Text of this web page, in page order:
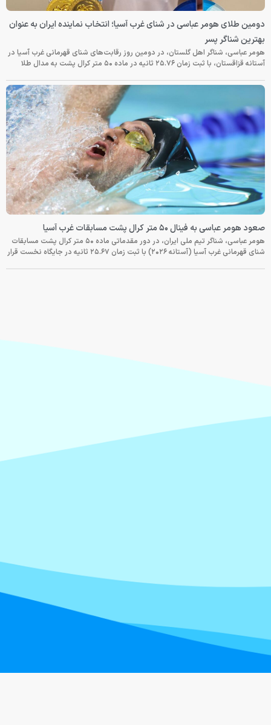
دومین طلای هومر عباسی در شنای غرب آسیا؛ انتخاب نماینده ایران به عنوان
بهترین شناگر پسر
هومر عباسی، شناگر اهل گلستان، در دومین روز رقابت‌های شنای قهرمانی غرب آسیا در
آستانه قزاقستان، با ثبت زمان ۲۵.۷۶ ثانیه در ماده ۵۰ متر کرال پشت به مدال طلا
صعود هومر عباسی به فینال ۵۰ متر کرال پشت مسابقات غرب آسیا
هومر عباسی، شناگر تیم ملی ایران، در دور مقدماتی ماده ۵۰ متر کرال پشت مسابقات
شنای قهرمانی غرب آسیا (آستانه ۲۰۲۶) با ثبت زمان ۲۵.۶۷ ثانیه در جایگاه نخست قرار